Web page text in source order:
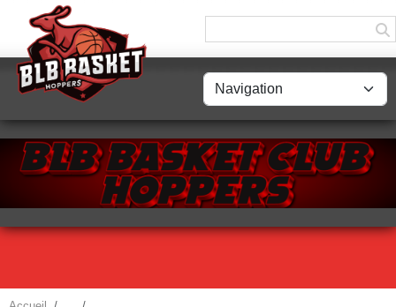
Panneau de gestion des cookies